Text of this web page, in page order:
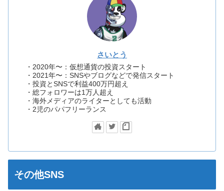
さいとう
・2020年〜：仮想通貨の投資スタート
・2021年〜：SNSやブログなどで発信スタート
・投資とSNSで利益400万円超え
・総フォロワーは1万人超え
・海外メディアのライターとしても活動
・2児のパパフリーランス
その他SNS